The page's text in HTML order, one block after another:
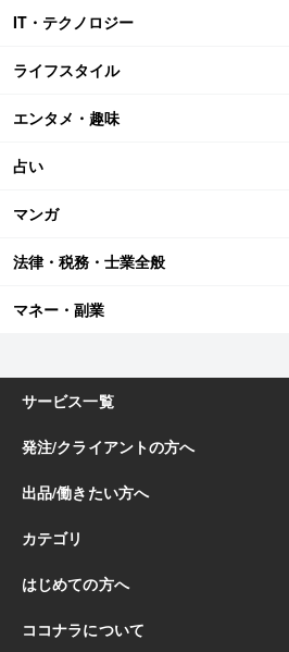
IT・テクノロジー
ライフスタイル
エンタメ・趣味
占い
マンガ
法律・税務・士業全般
マネー・副業